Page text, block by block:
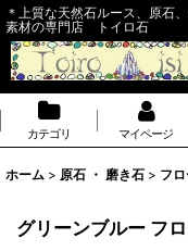
＊上質な天然石ルース、原石
素材の専門店 トイロ石
カテゴリ マイページ
ホーム > 原石 ・ 磨き石 > フ
グリーンブルー フ